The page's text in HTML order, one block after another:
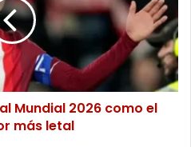
Mundial 2026 como el
más letal